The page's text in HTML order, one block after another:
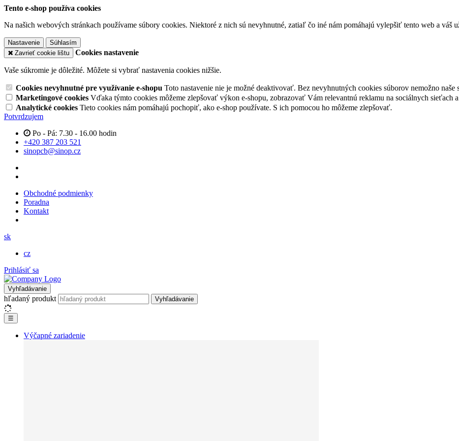
Tento e-shop používa cookies
Na našich webových stránkach používame súbory cookies. Niektoré z nich sú nevyhnutné, zatiaľ čo iné nám pomáhajú vylepšiť tento web a váš
Nastavenie
Súhlasím
Zavrieť cookie lištu
Cookies nastavenie
Vaše súkromie je dôležité. Môžete si vybrať nastavenia cookies nižšie.
Cookies nevyhnutné pre využívanie e-shopu Toto nastavenie nie je možné deaktivovať. Bez nevyhnutných cookies súborov nemožno
Marketingové cookies Vďaka týmto cookies môžeme zlepšovať výkon e-shopu, zobrazovať Vám relevantnú reklamu na sociálnych sieťach
Analytické cookies Tieto cookies nám pomáhajú pochopiť, ako e-shop používate. S ich pomocou ho môžeme zlepšovať.
Potvrdzujem
Po - Pá: 7.30 - 16.00 hodin
+420 387 203 521
sinopcb@sinop.cz
Obchodné podmienky
Poradna
Kontakt
sk
cz
Prihlásiť sa
Vyhľadávanie
hľadaný produkt Vyhľadávanie
☰
Výčapné zariadenie